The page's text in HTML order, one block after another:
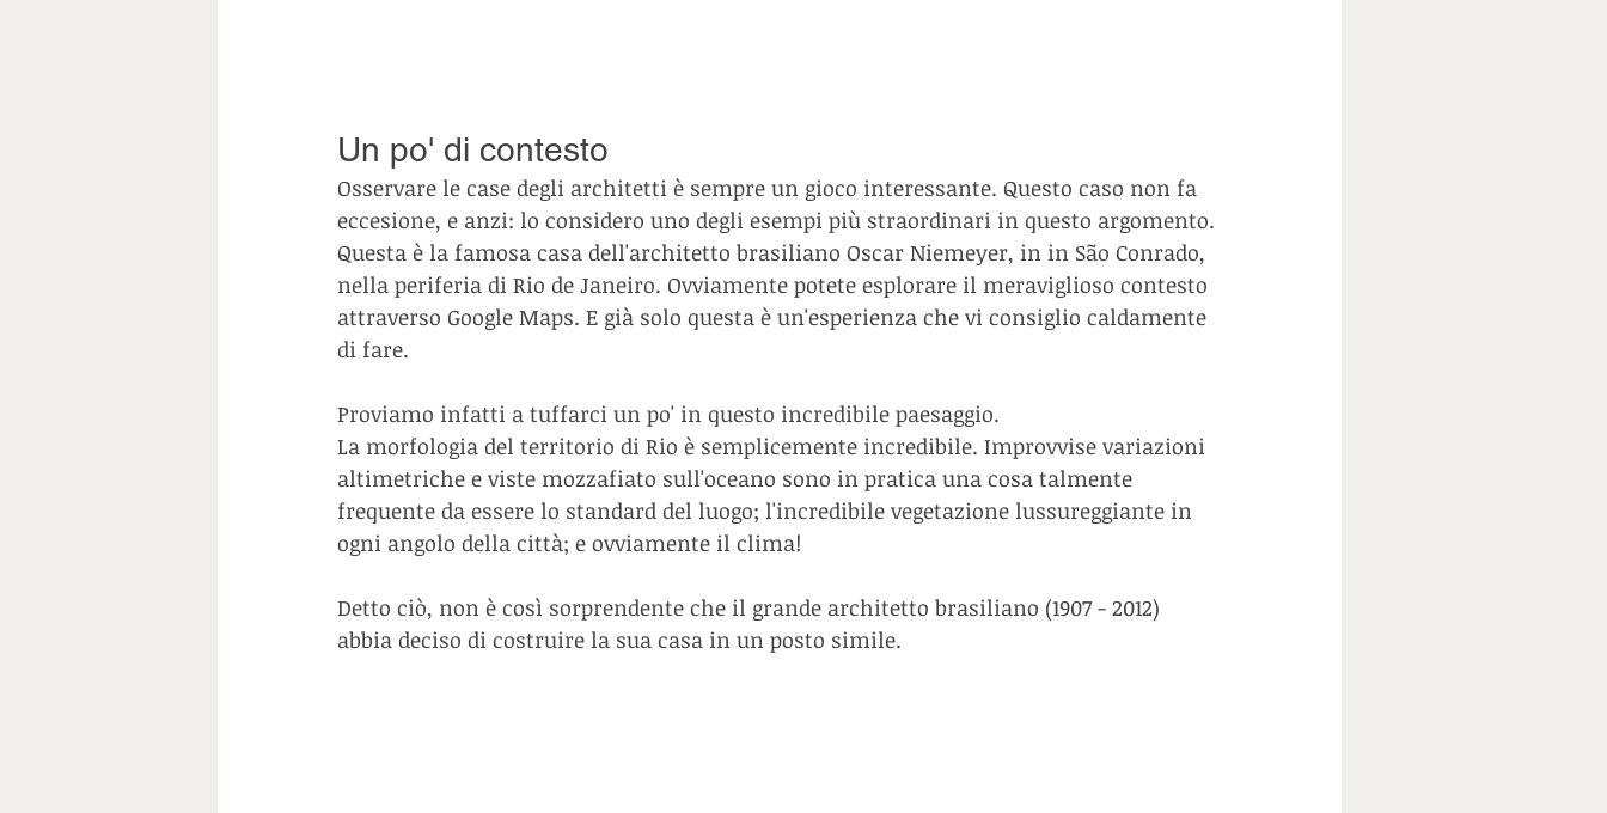
Un po' di contesto
Osservare le case degli architetti è sempre un gioco interessante. Questo caso non fa
eccesione, e anzi: lo considero uno degli esempi più straordinari in questo argomento.
Questa è la famosa casa dell'architetto brasiliano Oscar Niemeyer, in in São Conrado,
nella periferia di Rio de Janeiro. Ovviamente potete esplorare il meraviglioso contesto
attraverso Google Maps. E già solo questa è un'esperienza che vi consiglio caldamente
di fare.
Proviamo infatti a tuffarci un po' in questo incredibile paesaggio.
La morfologia del territorio di Rio è semplicemente incredibile. Improvvise variazioni
altimetriche e viste mozzafiato sull'oceano sono in pratica una cosa talmente
frequente da essere lo standard del luogo; l'incredibile vegetazione lussureggiante in
ogni angolo della città; e ovviamente il clima!
Detto ciò, non è così sorprendente che il grande architetto brasiliano (1907 - 2012)
abbia deciso di costruire la sua casa in un posto simile.